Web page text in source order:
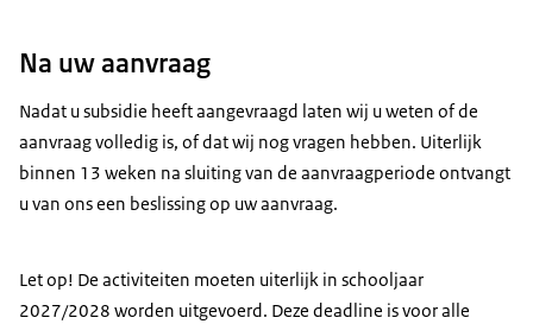
Na uw aanvraag
Nadat u subsidie heeft aangevraagd laten wij u weten of de
aanvraag volledig is, of dat wij nog vragen hebben. Uiterlijk
binnen 13 weken na sluiting van de aanvraagperiode ontvangt
u van ons een beslissing op uw aanvraag.
Let op! De activiteiten moeten uiterlijk in schooljaar
2027/2028 worden uitgevoerd. Deze deadline is voor alle